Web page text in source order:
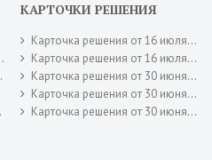
КАРТОЧКИ РЕШЕНИЯ
Карточка решения от 16 июля 2026 года № 95
Карточка решения от 16 июля 2026 года № 94
Карточка решения от 30 июня 2026 года № 92
Карточка решения от 30 июня 2026 года № 90
Карточка решения от 30 июня 2026 года № 88